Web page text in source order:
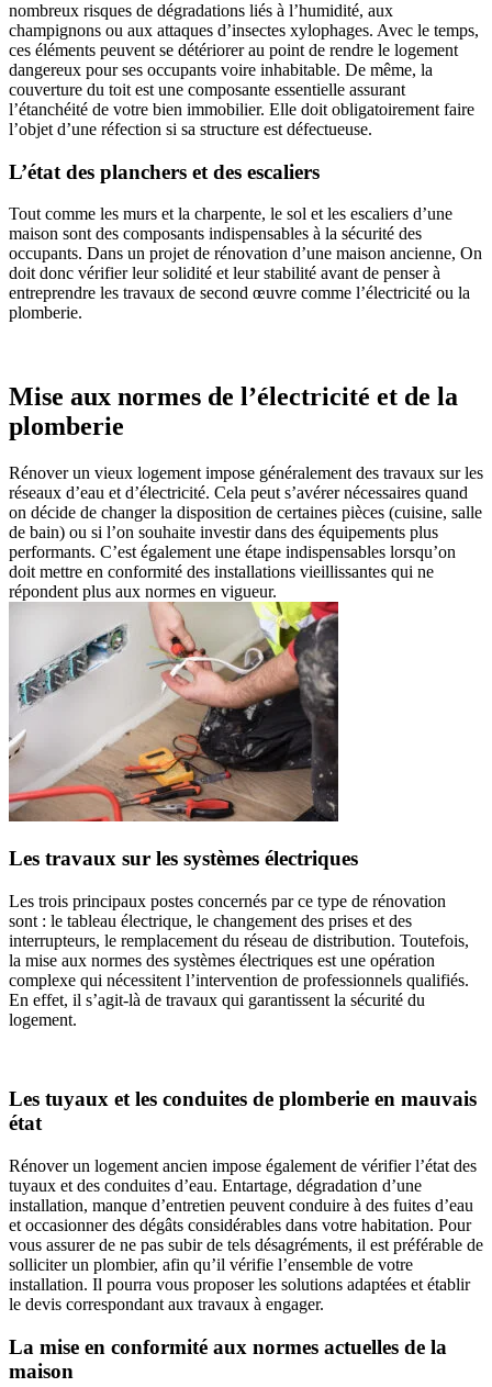
nombreux risques de dégradations liés à l’humidité, aux
champignons ou aux attaques d’insectes xylophages. Avec le temps,
ces éléments peuvent se détériorer au point de rendre le logement
dangereux pour ses occupants voire inhabitable. De même, la
couverture du toit est une composante essentielle assurant
l’étanchéité de votre bien immobilier. Elle doit obligatoirement faire
l’objet d’une réfection si sa structure est défectueuse.
L’état des planchers et des escaliers
Tout comme les murs et la charpente, le sol et les escaliers d’une
maison sont des composants indispensables à la sécurité des
occupants. Dans un projet de rénovation d’une maison ancienne, On
doit donc vérifier leur solidité et leur stabilité avant de penser à
entreprendre les travaux de second œuvre comme l’électricité ou la
plomberie.
Mise aux normes de l’électricité et de la
plomberie
Rénover un vieux logement impose généralement des travaux sur les
réseaux d’eau et d’électricité. Cela peut s’avérer nécessaires quand
on décide de changer la disposition de certaines pièces (cuisine, salle
de bain) ou si l’on souhaite investir dans des équipements plus
performants. C’est également une étape indispensables lorsqu’on
doit mettre en conformité des installations vieillissantes qui ne
répondent plus aux normes en vigueur.
Les travaux sur les systèmes électriques
Les trois principaux postes concernés par ce type de rénovation
sont : le tableau électrique, le changement des prises et des
interrupteurs, le remplacement du réseau de distribution. Toutefois,
la mise aux normes des systèmes électriques est une opération
complexe qui nécessitent l’intervention de professionnels qualifiés.
En effet, il s’agit-là de travaux qui garantissent la sécurité du
logement.
Les tuyaux et les conduites de plomberie en mauvais
état
Rénover un logement ancien impose également de vérifier l’état des
tuyaux et des conduites d’eau. Entartage, dégradation d’une
installation, manque d’entretien peuvent conduire à des fuites d’eau
et occasionner des dégâts considérables dans votre habitation. Pour
vous assurer de ne pas subir de tels désagréments, il est préférable de
solliciter un plombier, afin qu’il vérifie l’ensemble de votre
installation. Il pourra vous proposer les solutions adaptées et établir
le devis correspondant aux travaux à engager.
La mise en conformité aux normes actuelles de la
maison